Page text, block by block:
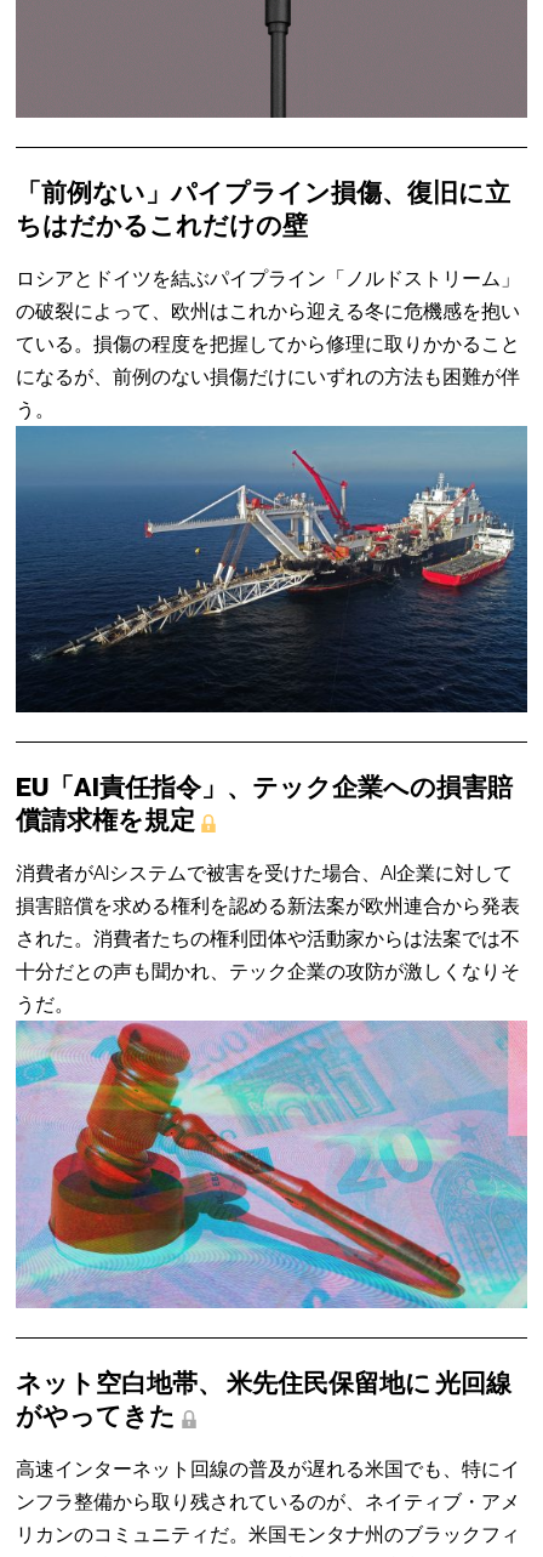
「前例ない」パイプライン損傷、復旧に立
ちはだかるこれだけの壁
ロシアとドイツを結ぶパイプライン「ノルドストリーム」
の破裂によって、欧州はこれから迎える冬に危機感を抱い
ている。損傷の程度を把握してから修理に取りかかること
になるが、前例のない損傷だけにいずれの方法も困難が伴
う。
EU「AI責任指令」、テック企業への損害賠
償請求権を規定
消費者がAIシステムで被害を受けた場合、AI企業に対して
損害賠償を求める権利を認める新法案が欧州連合から発表
された。消費者たちの権利団体や活動家からは法案では不
十分だとの声も聞かれ、テック企業の攻防が激しくなりそ
うだ。
ネット空白地帯、 米先住民保留地に 光回線
がやってきた
高速インターネット回線の普及が遅れる米国でも、特にイ
ンフラ整備から取り残されているのが、ネイティブ・アメ
リカンのコミュニティだ。米国モンタナ州のブラックフィ